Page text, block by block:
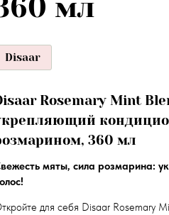
мл
Disaar
Rosemary Mint
360 мл
мяты, сила розмарина:
для себя Disaar Rosemary